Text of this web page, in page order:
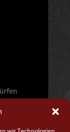
and